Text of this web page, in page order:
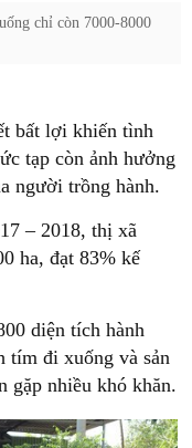
chỉ còn 7000-8000
bất lợi khiến tình
tạp còn ảnh hưởng
người trồng hành.
– 2018, thị xã
ha, đạt 83% kế
diện tích hành
tím đi xuống và sản
gặp nhiều khó khăn.